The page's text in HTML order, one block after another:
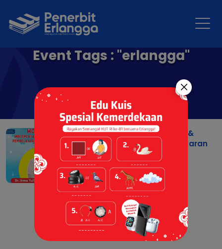
Event Tags : "erlangga"
Workshop Implementasi &
Langkah Nyata Pembelajaran
Mendalam Di Paud
02 Jun 2026 |Berita